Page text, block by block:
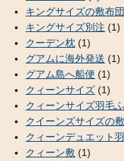
キングサイズの敷布団
キングサイズ別注 (1)
クーデン枕 (1)
グアムに海外発送 (1)
グアム島へ船便 (1)
クィーンサイズ (1)
クィーンサイズ羽毛
クイーンズサイズの
クィーンデュエット
クィーン敷 (1)